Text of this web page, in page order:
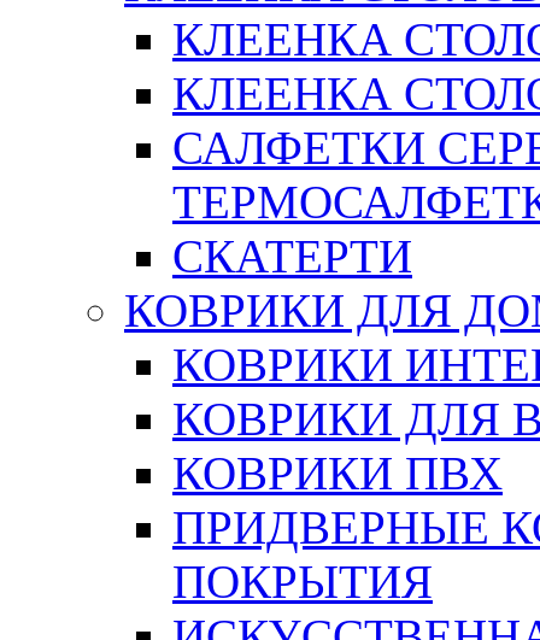
КЛЕЕНКА
КЛЕЕНКА
САЛФЕТКИ
СКАТЕРТИ
КОВРИКИ ДЛЯ
КОВРИКИ
КОВРИКИ ДЛЯ
КОВРИКИ ПВХ
ПРИДВЕРНЫЕ
ПОКРЫТИЯ